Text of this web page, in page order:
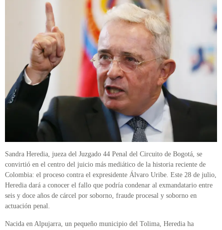
Sandra Heredia, jueza del Juzgado 44 Penal del Circuito de Bogotá, se
convirtió en el centro del juicio más mediático de la historia reciente de
Colombia: el proceso contra el expresidente Álvaro Uribe. Este 28 de julio,
Heredia dará a conocer el fallo que podría condenar al exmandatario entre
seis y doce años de cárcel por soborno, fraude procesal y soborno en
actuación penal.
Nacida en Alpujarra, un pequeño municipio del Tolima, Heredia ha